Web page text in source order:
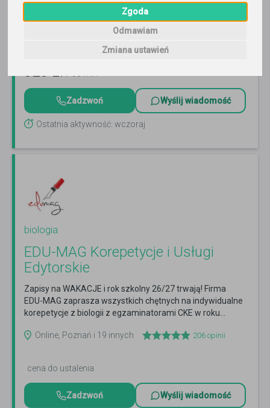
Zgoda
Odmawiam
Zmiana ustawień
Laureat Złotego Orła Edukacji 2025! Ambasador
SuperProf, Certyfikat EkorkiCzytaj więcej
320 zł / 55 min
Zadzwoń Wyślij wiadomość
Ostatnia aktywność: wczoraj
biologia
EDU-MAG Korepetycje i Usługi
Edytorskie
Zapisy na WAKACJE i rok szkolny 26/27 trwają! Firma
EDU-MAG zaprasza wszystkich chętnych na indywidualne
korepetycje z biologii z egzaminatorami CKE w roku...
Online, Poznań i 19 innych
206 opinii
cena do ustalenia
Zadzwoń Wyślij wiadomość